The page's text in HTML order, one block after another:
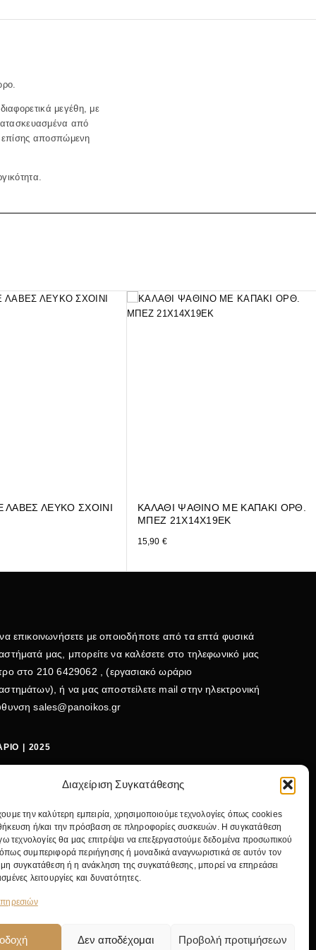
Διαχείριση Συγκατάθεσης
την καλύτερη εμπειρία, χρησιμοποιούμε τεχνολογίες όπως cookies
ή/και την πρόσβαση σε πληροφορίες συσκευών. Η συγκατάθεση
τεχνολογίες θα μας επιτρέψει να επεξεργαστούμε δεδομένα προσωπικού
συμπεριφορά περιήγησης ή μοναδικά αναγνωριστικά σε αυτόν τον
συγκατάθεση ή η ανάκληση της συγκατάθεσης, μπορεί να επηρεάσει
λειτουργίες και δυνατότητες.
Δεν αποδέχομαι Προβολή προτιμήσεων
μεγέθη, με
από
επίσης αποσπώμενη
ΛΑΒΕΣ ΛΕΥΚΟ ΣΧΟΙΝΙ
ΚΑΛΑΘΙ ΨΑΘΙΝΟ ΜΕ ΚΑΠΑΚΙ ΟΡΘ.
ΜΠΕΖ 21Χ14Χ19ΕΚ
15,90 €
να επικοινωνήσετε με οποιοδήποτε από τα επτά φυσικά
μας, μπορείτε να καλέσετε στο τηλεφωνικό μας
στο 210 6429062 , (εργασιακό ωράριο
ή να μας αποστείλετε mail στην ηλεκτρονική
sales@panoikos.gr
| 2025
09:00-15:00
+30 210 642 9062
SALES@PANOIKOS.GR
ΚΑΤΑΣΤΗΜΑ: ΝΙΚ. ΓΚΥΖΗ 24, 11475 ΑΘΗΝΑ